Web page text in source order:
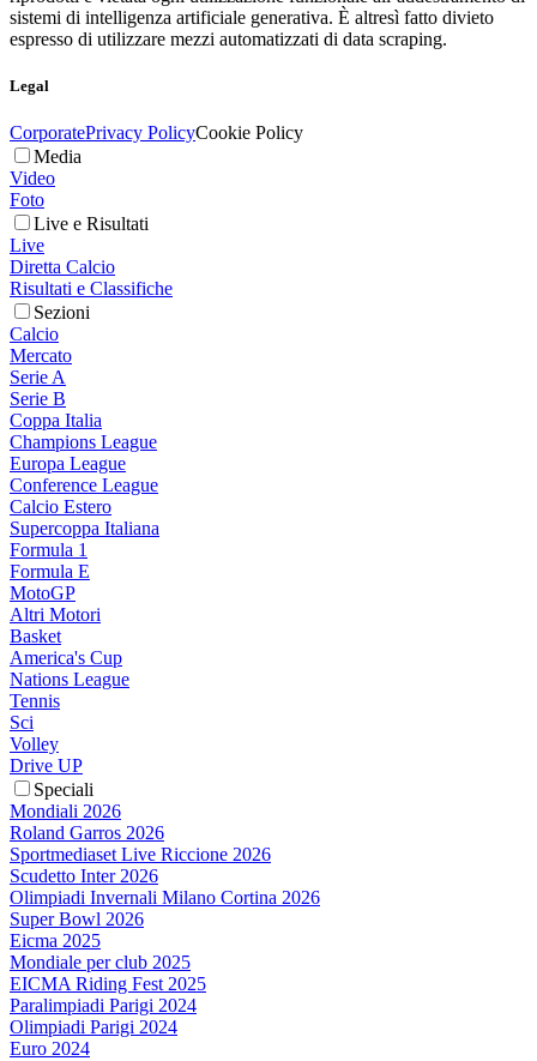
sistemi di intelligenza artificiale generativa. È altresì fatto divieto
espresso di utilizzare mezzi automatizzati di data scraping.
Legal
CorporatePrivacy PolicyCookie Policy
Media
Video
Foto
Live e Risultati
Live
Diretta Calcio
Risultati e Classifiche
Sezioni
Calcio
Mercato
Serie A
Serie B
Coppa Italia
Champions League
Europa League
Conference League
Calcio Estero
Supercoppa Italiana
Formula 1
Formula E
MotoGP
Altri Motori
Basket
America's Cup
Nations League
Tennis
Sci
Volley
Drive UP
Speciali
Mondiali 2026
Roland Garros 2026
Sportmediaset Live Riccione 2026
Scudetto Inter 2026
Olimpiadi Invernali Milano Cortina 2026
Super Bowl 2026
Eicma 2025
Mondiale per club 2025
EICMA Riding Fest 2025
Paralimpiadi Parigi 2024
Olimpiadi Parigi 2024
Euro 2024